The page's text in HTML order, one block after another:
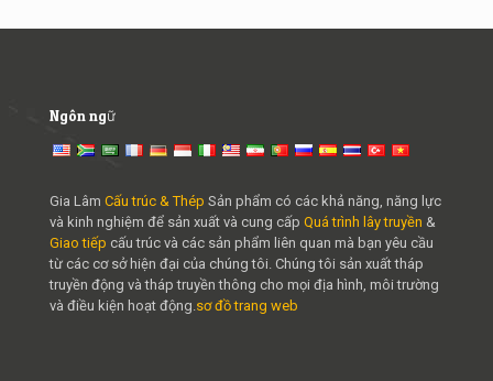
Ngôn ngữ
Gia Lâm Cấu trúc & Thép Sản phẩm có các khả năng, năng lực
và kinh nghiệm để sản xuất và cung cấp Quá trình lây truyền &
Giao tiếp cấu trúc và các sản phẩm liên quan mà bạn yêu cầu
từ các cơ sở hiện đại của chúng tôi. Chúng tôi sản xuất tháp
truyền động và tháp truyền thông cho mọi địa hình, môi trường
và điều kiện hoạt động. sơ đồ trang web